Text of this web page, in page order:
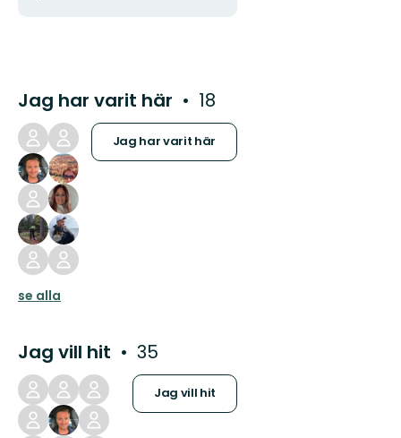
Jag har varit här 18
Jag har varit här
se alla
Jag vill hit 35
Jag vill hit